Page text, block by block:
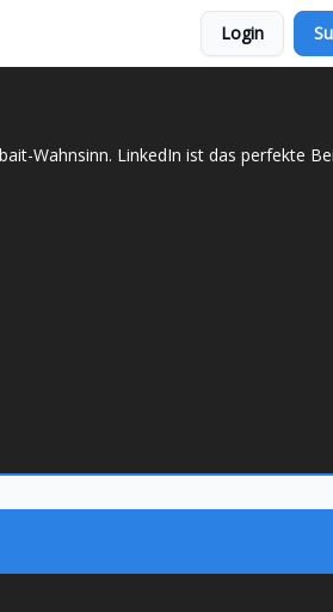
Login
Wahnsinn. LinkedIn ist das perfekte